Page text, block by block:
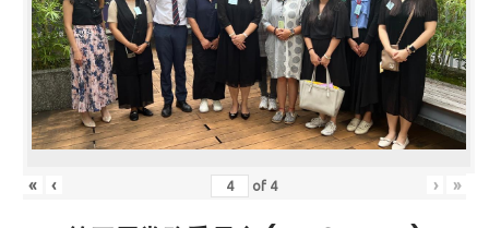
« ‹ of 4 › »